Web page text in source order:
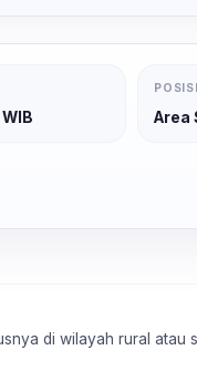
POSISI
Area
di wilayah rural atau